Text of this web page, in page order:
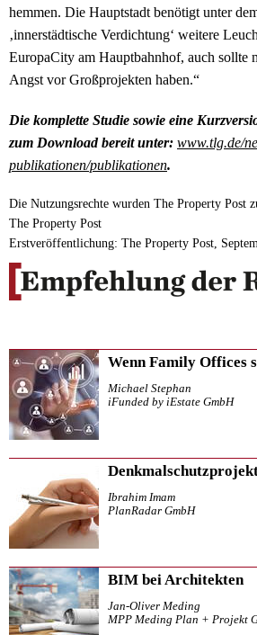
hemmen. Die Hauptstadt benötigt unter
‚innerstädtische Verdichtung‘ weitere
EuropaCity am Hauptbahnhof, auch sollte
Angst vor Großprojekten haben.“
Die komplette Studie sowie eine
zum Download bereit unter: www.tlg.de/
publikationen/publikationen.
Die Nutzungsrechte wurden The Property Post
The Property Post
Erstveröffentlichung: The Property Post,
Wenn Family Offices
Michael Stephan
iFunded by iEstate GmbH
Ibrahim Imam
PlanRadar GmbH
BIM bei Architekten
Jan-Oliver Meding
MPP Meding Plan + Projekt